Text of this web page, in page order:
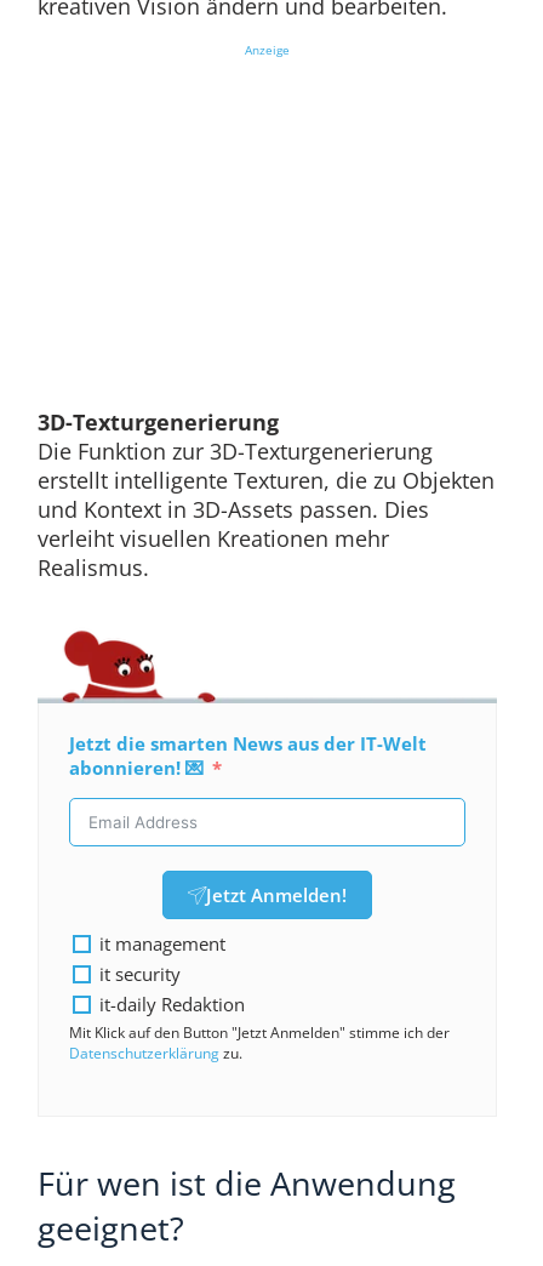
kreativen Vision ändern und bearbeiten.
Anzeige
3D-Texturgenerierung
Die Funktion zur 3D-Texturgenerierung
erstellt intelligente Texturen, die zu Objekten
und Kontext in 3D-Assets passen. Dies
verleiht visuellen Kreationen mehr
Realismus.
Jetzt die smarten News aus der IT-Welt
abonnieren! 💌
Jetzt Anmelden!
it management
it security
it-daily Redaktion
Mit Klick auf den Button "Jetzt Anmelden" stimme ich der
Datenschutzerklärungzu.
Für wen ist die Anwendung
geeignet?